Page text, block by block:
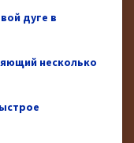
дуге в
несколько